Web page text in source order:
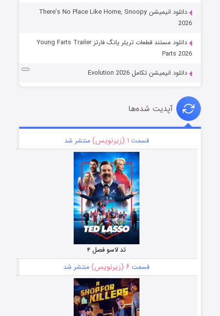
دانلود انیمیشن There’s No Place Like Home, Snoopy
2026
دانلود مستند قطعات تریلر یانگ فارتز Young Farts Trailer
Parts 2026
دانلود انیمیشن تکامل Evolution 2026
آپدیت شده‌ها
قسمت ۱ (زیرنویس) منتشر شد
تد لاسو فصل ۴
قسمت ۶ (زیرنویس) منتشر شد